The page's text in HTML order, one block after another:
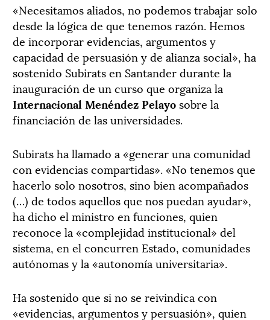
«Necesitamos aliados, no podemos trabajar solo
desde la lógica de que tenemos razón. Hemos
de incorporar evidencias, argumentos y
capacidad de persuasión y de alianza social», ha
sostenido Subirats en Santander durante la
inauguración de un curso que organiza la
Internacional Menéndez Pelayo sobre la
financiación de las universidades.
Subirats ha llamado a «generar una comunidad
con evidencias compartidas». «No tenemos que
hacerlo solo nosotros, sino bien acompañados
(…) de todos aquellos que nos puedan ayudar»,
ha dicho el ministro en funciones, quien
reconoce la «complejidad institucional» del
sistema, en el concurren Estado, comunidades
autónomas y la «autonomía universitaria».
Ha sostenido que si no se reivindica con
«evidencias, argumentos y persuasión», quien